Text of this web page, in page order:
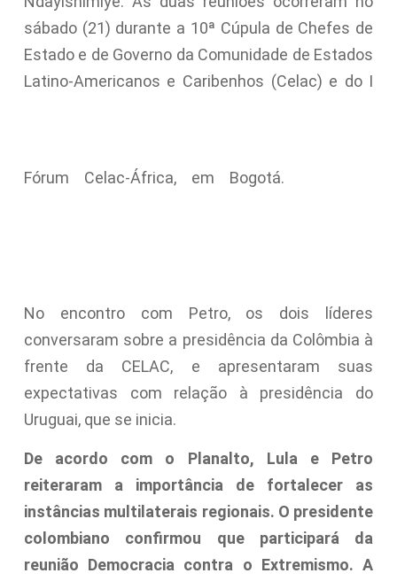
sábado (21) durante a 10ª Cúpula de Chefes de
Estado e de Governo da Comunidade de Estados
Latino-Americanos e Caribenhos (Celac) e do I
Fórum Celac-África, em Bogotá.
No encontro com Petro, os dois líderes
conversaram sobre a presidência da Colômbia à
frente da CELAC, e apresentaram suas
expectativas com relação à presidência do
Uruguai, que se inicia.
De acordo com o Planalto, Lula e Petro
reiteraram a importância de fortalecer as
instâncias multilaterais regionais. O presidente
colombiano confirmou que participará da
reunião Democracia contra o Extremismo. A